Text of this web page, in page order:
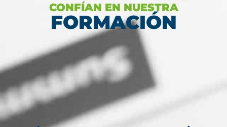
CONFÍAN EN NUESTRA
FORMACIÓN